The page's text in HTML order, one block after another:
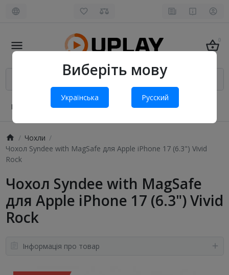
Виберіть мову
Українська Русский
0
Про нас Оплата і доставка Обмін та повернення
Чохли
Чохол Syndee with MagSafe для Apple iPhone 17 (6.3") Vivid
Rock
Чохол Syndee with MagSafe
для Apple iPhone 17 (6.3") Vivid
Rock
Інформація про товар